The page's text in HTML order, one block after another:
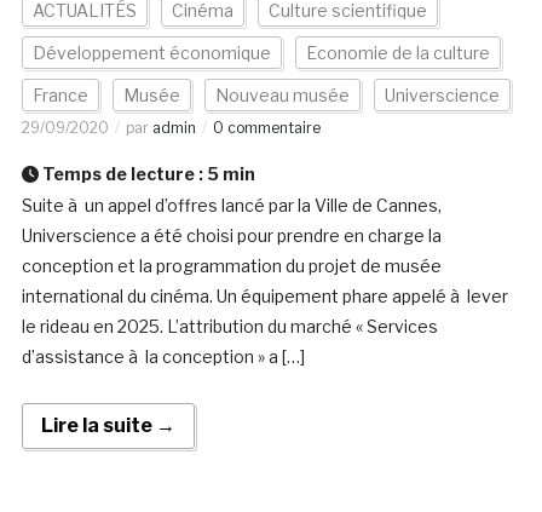
ACTUALITÉS Cinéma Culture scientifique
Développement économique Economie de la culture
France Musée Nouveau musée Universcience
29/09/2020 par admin 0 commentaire
Temps de lecture : 5 min
Suite à un appel d’offres lancé par la Ville de Cannes,
Universcience a été choisi pour prendre en charge la
conception et la programmation du projet de musée
international du cinéma. Un équipement phare appelé à lever
le rideau en 2025. L’attribution du marché « Services
d’assistance à la conception » a […]
Lire la suite →